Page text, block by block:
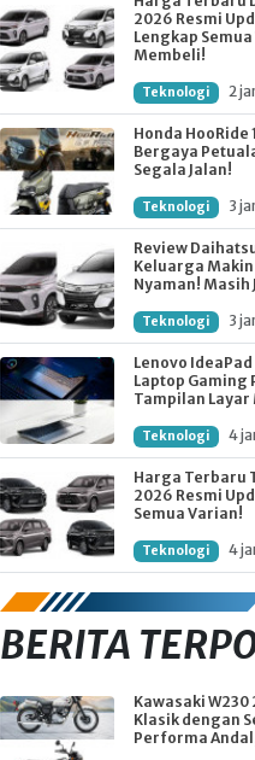
2026 Resmi
Lengkap
Membeli!
Teknologi 2
Honda
Bergaya
Segala Jalan!
Teknologi 3
Review
Keluarga
Nyaman! Masih
Teknologi 3
Lenovo IdeaPad
Laptop
Tampilan
Teknologi 4
Harga Terbaru
2026 Resmi
Semua Varian!
Teknologi 4
BERITA
Kawasaki
Klasik dengan
Performa